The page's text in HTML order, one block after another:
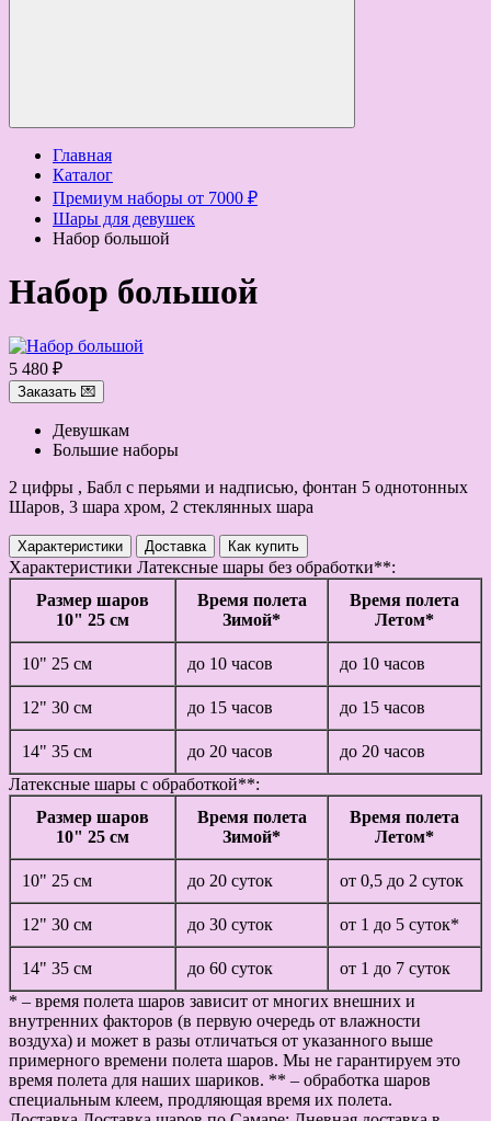
Главная
Каталог
Премиум наборы от 7000 ₽
Шары для девушек
Набор большой
Набор большой
5 480 ₽
Заказать 💌
Девушкам
Большие наборы
2 цифры , Бабл с перьями и надписью, фонтан 5 однотонных
Шаров, 3 шара хром, 2 стеклянных шара
Характеристики Доставка Как купить
Характеристики Латексные шары без обработки**:
Размер шаров
10" 25 см
Время полета
Зимой*
Время полета
Летом*
10" 25 см до 10 часов до 10 часов
12" 30 см до 15 часов до 15 часов
14" 35 см до 20 часов
до 20 часов
Латексные шары с обработкой**:
Размер шаров
10" 25 см
Время полета
Зимой*
Время полета
Летом*
10" 25 см до 20 суток от 0,5 до 2 суток
12" 30 см до 30 суток от 1 до 5 суток*
14" 35 см до 60 суток
от 1 до 7 суток
* – время полета шаров зависит от многих внешних и
внутренних факторов (в первую очередь от влажности
воздуха) и может в разы отличаться от указанного выше
примерного времени полета шаров. Мы не гарантируем это
время полета для наших шариков. ** – обработка шаров
специальным клеем, продляющая время их полета.